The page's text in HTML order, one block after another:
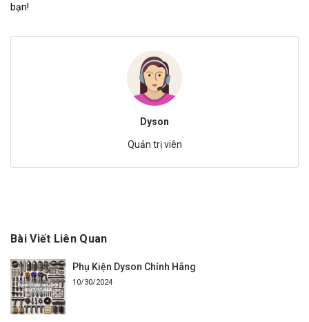
bạn!
Dyson
Quản trị viên
Bài Viết Liên Quan
Phụ Kiện Dyson Chính Hãng
10/30/2024